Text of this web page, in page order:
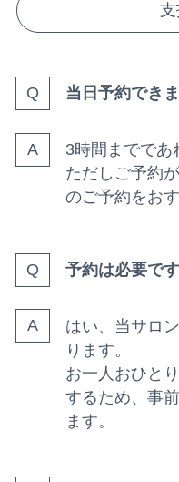
当日予約でき
3時間までであ
ただしご予約
のご予約をお
予約は必要で
はい、当サロ
ります。
お一人おひと
するため、事
ます。